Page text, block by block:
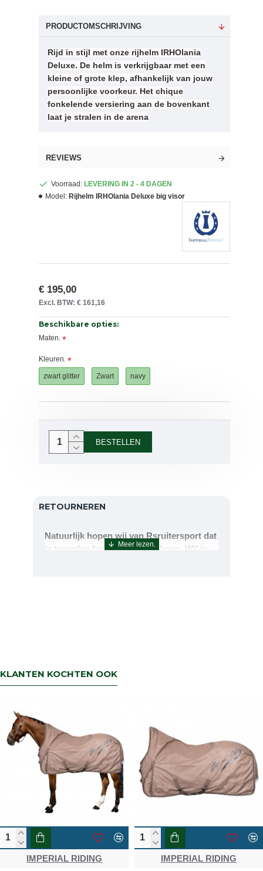
PRODUCTOMSCHRIJVING
Rijd in stijl met onze rijhelm IRHOlania
Deluxe. De helm is verkrijgbaar met een
kleine of grote klep, afhankelijk van jouw
persoonlijke voorkeur. Het chique
fonkelende versiering aan de bovenkant
laat je stralen in de arena
REVIEWS
Voorraad: LEVERING IN 2 - 4 DAGEN
Model: Rijhelm IRHOlania Deluxe big visor
€ 195,00
Excl. BTW: € 161,16
Beschikbare opties:
Maten.
Kleuren.
zwart glitter Zwart navy
BESTELLEN
RETOURNEREN
Natuurlijk hopen wij van Rsruitersport dat
je tevreden bent met uw aankoop. Wil je
KLANTEN KOCHTEN OOK
IMPERIAL RIDING IMPERIAL RIDING